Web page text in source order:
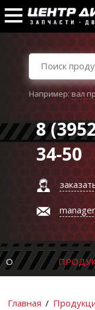
Например:вал
8
34-50
О
Главная /